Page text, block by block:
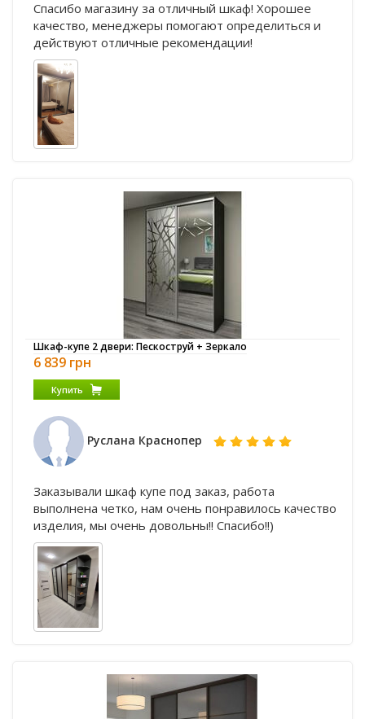
Спасибо магазину за отличный шкаф! Хорошее
качество, менеджеры помогают определиться и
действуют отличные рекомендации!
Шкаф-купе 2 двери: Пескоструй + Зеркало
6 839 грн
Купить
Руслана Краснопер
Заказывали шкаф купе под заказ, работа
выполнена четко, нам очень понравилось качество
изделия, мы очень довольны!! Спасибо!!)